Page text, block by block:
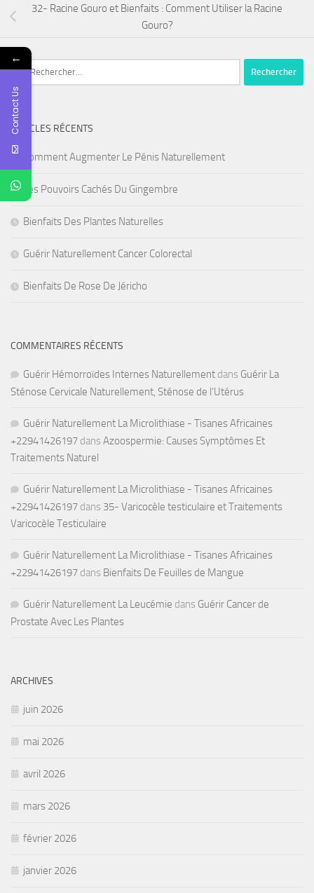
32- Racine Gouro et Bienfaits : Comment Utiliser la Racine
Gouro?
Rechercher :
ARTICLES RÉCENTS
Comment Augmenter Le Pénis Naturellement
Les Pouvoirs Cachés Du Gingembre
Bienfaits Des Plantes Naturelles
Guérir Naturellement Cancer Colorectal
Bienfaits De Rose De Jéricho
COMMENTAIRES RÉCENTS
Guérir Hémorroïdes Internes Naturellement dans Guérir La
Sténose Cervicale Naturellement, Sténose de l’Utérus
Guérir Naturellement La Microlithiase - Tisanes Africaines
+22941426197 dans Azoospermie: Causes Symptômes Et
Traitements Naturel
Guérir Naturellement La Microlithiase - Tisanes Africaines
+22941426197 dans 35- Varicocèle testiculaire et Traitements
Varicocèle Testiculaire
Guérir Naturellement La Microlithiase - Tisanes Africaines
+22941426197 dans Bienfaits De Feuilles de Mangue
Guérir Naturellement La Leucémie dans Guérir Cancer de
Prostate Avec Les Plantes
ARCHIVES
juin 2026
mai 2026
avril 2026
mars 2026
février 2026
janvier 2026
←
Contact Us